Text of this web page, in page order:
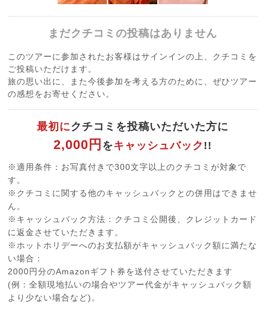
まだクチコミの投稿はありません
このツアーに参加されたお客様はサインインの上、クチコミを
ご投稿いただけます。
旅の思い出に、また今後参加を考える方のために、ぜひツアー
の感想をお寄せください。
最初にクチコミを投稿いただいた方に
2,000円 をキャッシュバック !!
※適用条件：お写真付きで300文字以上のクチコミが対象で
す。
※クチコミに関する他のキャッシュバックとの併用はできませ
ん。
※キャッシュバック方法：クチコミ公開後、クレジットカード
に返金させていただきます。
※ホットホリデーへのお支払額がキャッシュバック額に満たな
い場合：
2000円分のAmazonギフト券を送付させていただきます
(例：全額現地払いの場合やツアー代金がキャッシュバック額
より少ない場合など)。